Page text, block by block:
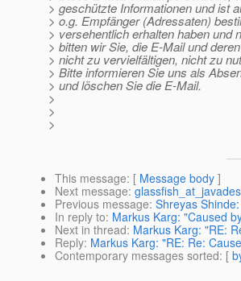
> geschützte Informationen und ist
> o.g. Empfänger (Adressaten)
> versehentlich erhalten haben und
> bitten wir Sie, die E-Mail und
> nicht zu vervielfältigen, nicht zu
> Bitte informieren Sie uns als
> und löschen Sie die E-Mail.
>
>
>
This message: [ Message body ]
Next message:
Previous message: Shreyas
In reply to: Markus Karg: "Caused
Next in thread: Markus Karg: "RE:
Reply: Markus Karg: "RE: Re:
Contemporary messages sorted: [